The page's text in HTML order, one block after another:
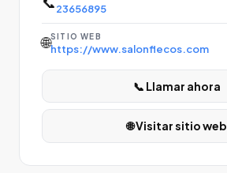
23656895
🌐SITIO WEB
https://www.salonflecos.com
📞 Llamar ahora
🌐 Visitar sitio web